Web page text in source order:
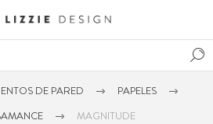
DE PARED
PAPELES
MAGNITUDE